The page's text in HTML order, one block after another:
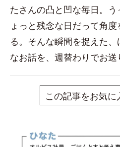
たさんの凸と凹な毎日。
ょっと残念な日だって角
る。そんな瞬間を捉えた
なお話を、週替わりでお送
この記事をお気に